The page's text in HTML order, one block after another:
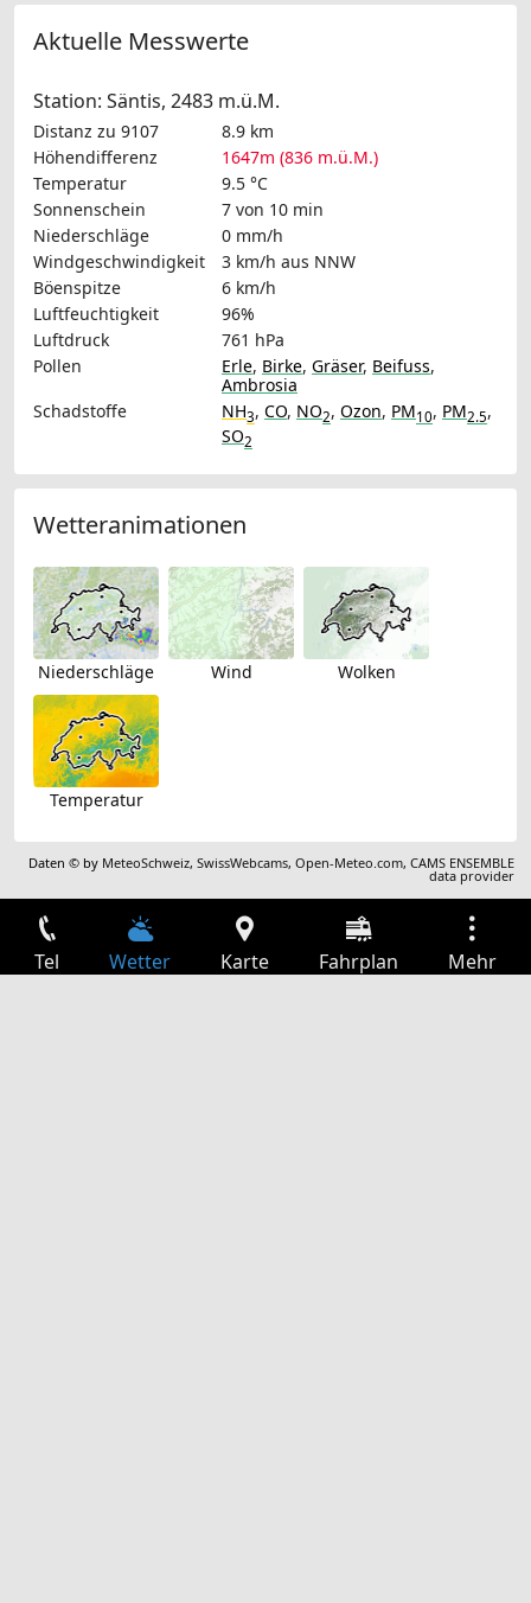
Aktuelle Messwerte
Station: Säntis, 2483 m.ü.M.
Distanz zu 9107
8.9 km
Höhendifferenz
1647m (836 m.ü.M.)
Temperatur
9.5 °C
Sonnenschein
7 von 10 min
Niederschläge
0 mm/h
Windgeschwindigkeit
3 km/h aus NNW
Böenspitze
6 km/h
Luftfeuchtigkeit
96%
Luftdruck
761 hPa
Pollen
Erle, Birke, Gräser, Beifuss,
Ambrosia
Schadstoffe
NH3, CO, NO2, Ozon, PM10, PM2.5,
SO2
Wetteranimationen
Niederschläge Wind Wolken
Temperatur
Daten © by MeteoSchweiz,SwissWebcams,Open-Meteo.com,CAMS ENSEMBLE
data provider
Tel Wetter Karte Fahrplan Mehr